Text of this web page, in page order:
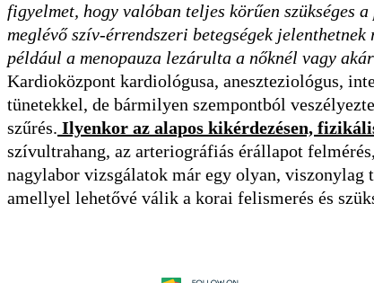
figyelmet, hogy valóban teljes körűen szükséges
meglévő szív-érrendszeri betegségek
például a menopauza lezárulta a nőknél vagy
Kardioközpont kardiológusa, aneszteziológus,
tünetekkel, de bármilyen szempontból
szűrés. Ilyenkor az alapos kikérdezésen,
szívultrahang, az arteriográfiás érállapot
nagylabor vizsgálatok már egy olyan, viszonylag
amellyel lehetővé válik a korai felismerés és